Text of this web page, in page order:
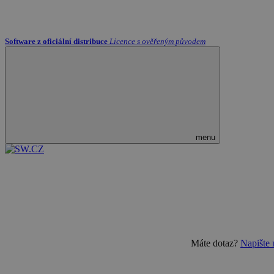
Software z oficiální distribuce Licence s ověřeným původem
menu
Máte dotaz? Napište